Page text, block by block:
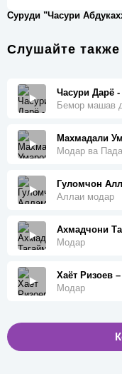
Суруди "Часури
Слушайте также
Часури Дарё
Бемор машав
Махмадали
Модар ва
Гуломчон
Аллаи модар
Ахмадчони
Модар
Хаёт Ризоев
Модар